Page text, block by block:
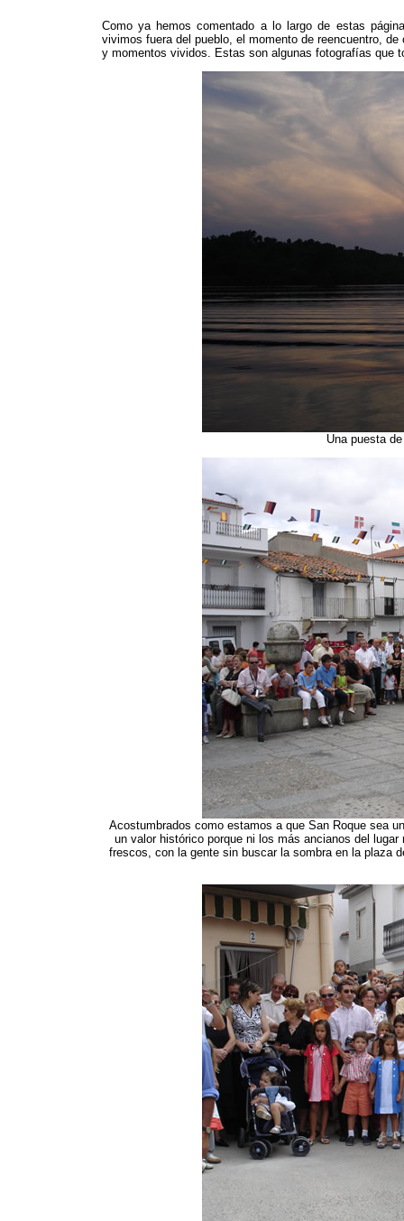
Como ya hemos comentado a lo largo de estas
vivimos fuera del pueblo, el momento de reencuentro,
y momentos vividos. Estas son algunas fotografías que
Una puesta
Acostumbrados como estamos a que San Roque sea
un valor histórico porque ni los más ancianos del
frescos, con la gente sin buscar la sombra en la plaza